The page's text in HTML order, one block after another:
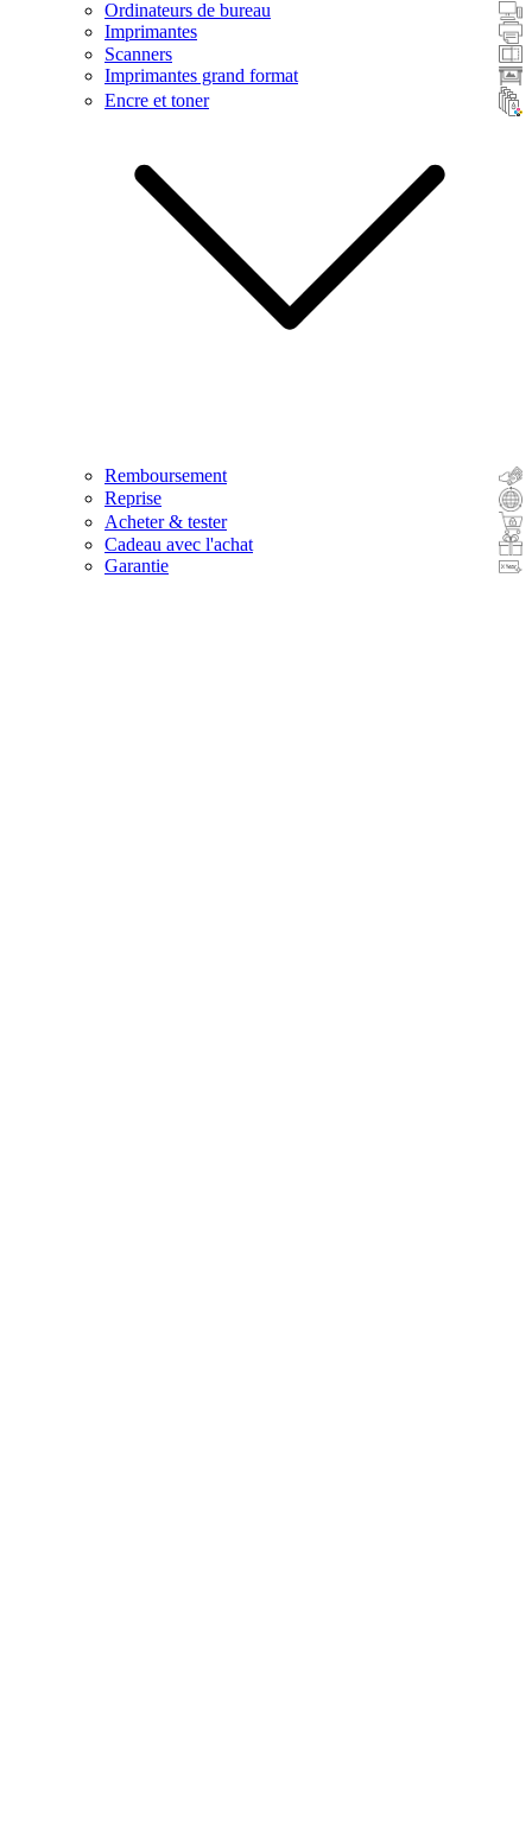
Ordinateurs de bureau
Imprimantes
Scanners
Imprimantes grand format
Encre et toner
Remboursement
Reprise
Acheter & tester
Cadeau avec l'achat
Garantie